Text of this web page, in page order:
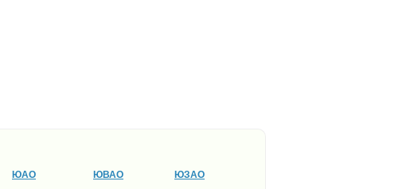
ЮАО ЮВАО ЮЗАО